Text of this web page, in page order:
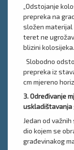
„Odstojanje
prepreka na
složen materijal
teret ne
blizini kolosijeka.
Slobodno
prepreka iz
cm mjereno
3. Određivanje
uskladištavanja
Jedan od
dio kojem se
građevinakog